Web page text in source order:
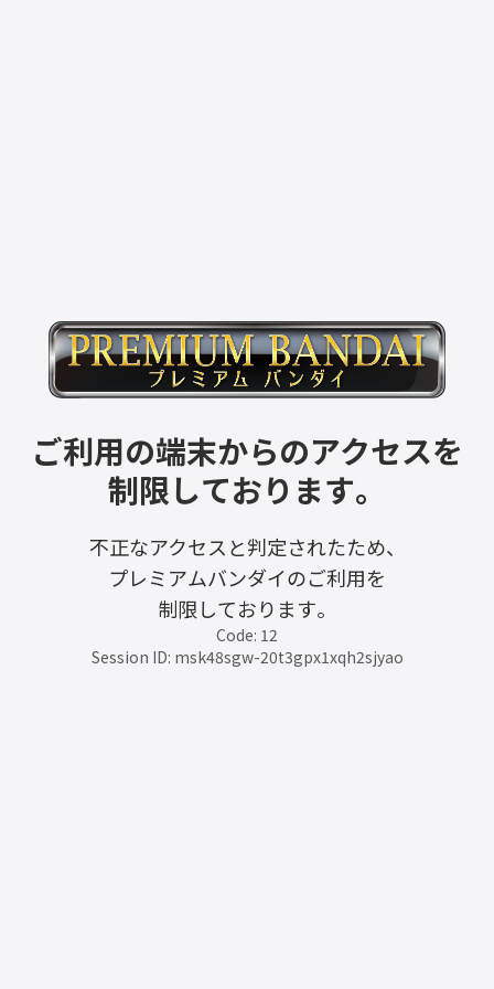
ご利用の端末からのアクセスを
制限しております。
不正なアクセスと判定されたため、
プレミアムバンダイのご利用を
制限しております。
Code: 12
Session ID: msk48sgw-20t3gpx1xqh2sjyao